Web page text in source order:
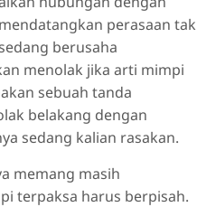
perasaan tak
berusaha
menolak jika arti mimpi
sebuah tanda
belakang dengan
sedang kalian rasakan.
memang masih
terpaksa harus berpisah.